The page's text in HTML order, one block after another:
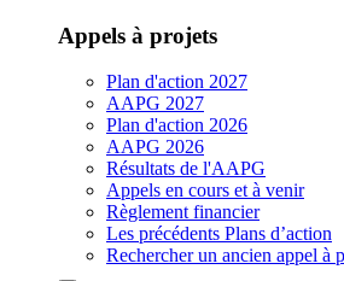
Appels à projets
Plan d'action 2027
AAPG 2027
Plan d'action 2026
AAPG 2026
Résultats de l'AAPG
Appels en cours et à venir
Règlement financier
Les précédents Plans d’action
Rechercher un ancien appel à